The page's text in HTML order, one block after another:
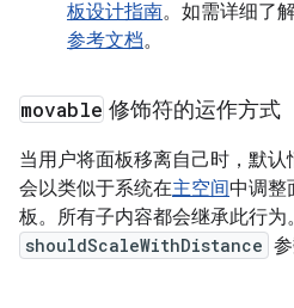
板设计指南。如需详细了
参考文档。
movable 修饰符的运作方式
当用户将面板移离自己时，默认
会以类似于系统在主空间中调整
板。所有子内容都会继承此行
shouldScaleWithDistance